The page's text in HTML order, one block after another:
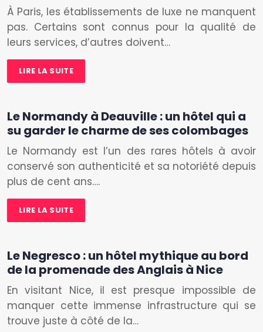
À Paris, les établissements de luxe ne manquent
pas. Certains sont connus pour la qualité de
leurs services, d’autres doivent…
LIRE LA SUITE
Le Normandy à Deauville : un hôtel qui a
su garder le charme de ses colombages
Le Normandy est l’un des rares hôtels à avoir
conservé son authenticité et sa notoriété depuis
plus de cent ans….
LIRE LA SUITE
Le Negresco : un hôtel mythique au bord
de la promenade des Anglais à Nice
En visitant Nice, il est presque impossible de
manquer cette immense infrastructure qui se
trouve juste à côté de la…